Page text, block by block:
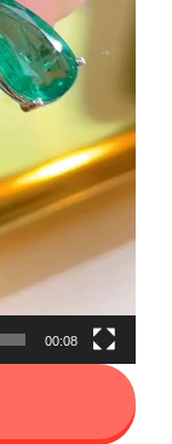
00:08